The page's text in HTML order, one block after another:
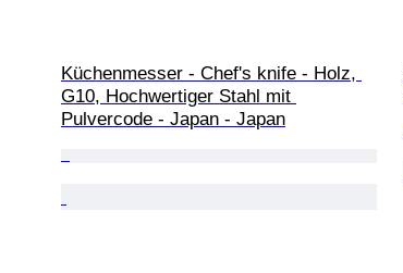
Küchenmesser - Chef's knife - Holz,
G10, Hochwertiger Stahl mit
Pulvercode - Japan - Japan